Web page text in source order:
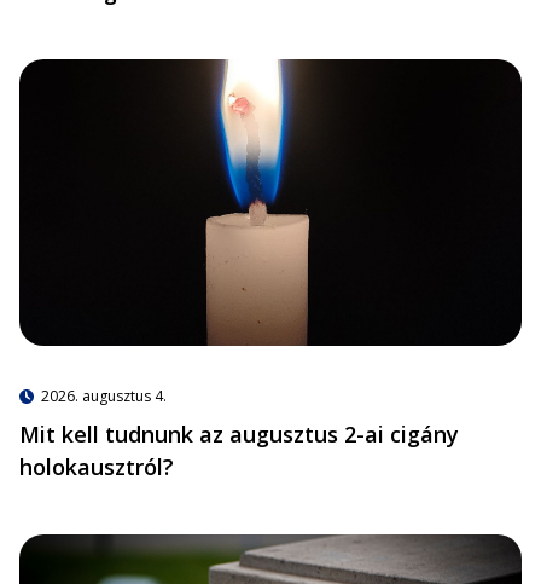
2026. augusztus 4.
Mit kell tudnunk az augusztus 2-ai cigány
holokausztról?